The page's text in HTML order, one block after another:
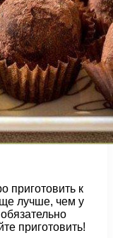
приготовить к
лучше, чем у
приготовить!